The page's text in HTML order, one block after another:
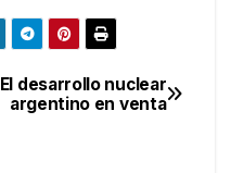
El desarrollo nuclear
argentino en venta